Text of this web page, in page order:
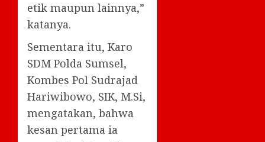
etik maupun lainnya,”
katanya.
Sementara itu, Karo
SDM Polda Sumsel,
Kombes Pol Sudrajad
Hariwibowo, SIK, M.Si,
mengatakan, bahwa
kesan pertama ia